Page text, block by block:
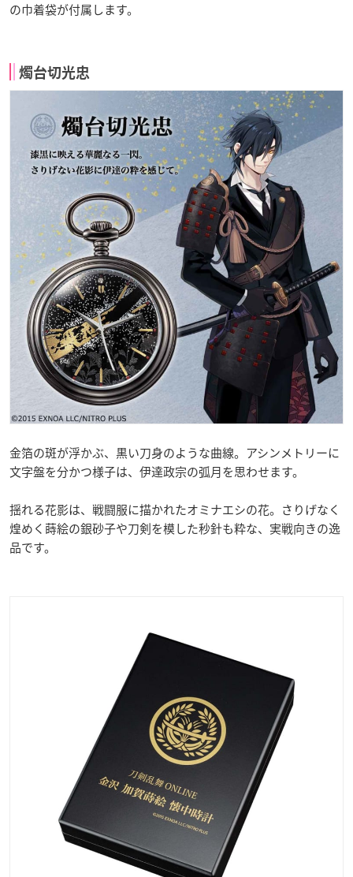
の巾着袋が付属します。
燭台切光忠
金箔の斑が浮かぶ、黒い刀身のような曲線。アシンメトリーに
文字盤を分かつ様子は、伊達政宗の弧月を思わせます。
揺れる花影は、戦闘服に描かれたオミナエシの花。さりげなく
煌めく蒔絵の銀砂子や刀剣を模した秒針も粋な、実戦向きの逸
品です。